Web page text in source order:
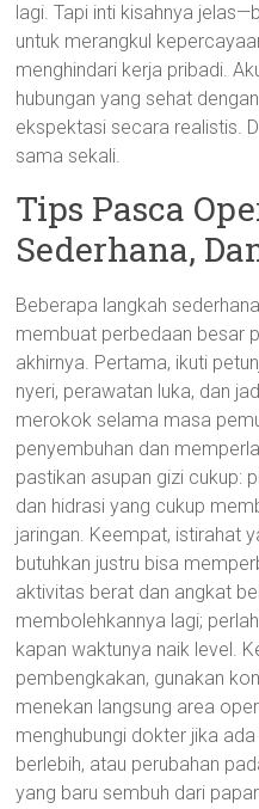
lagi. Tapi inti kisahnya
untuk merangkul
menghindari kerja pribadi.
hubungan yang sehat
ekspektasi secara realistis.
sama sekali.
Tips Pasca
Sederhana,
Beberapa langkah
membuat perbedaan besar
akhirnya. Pertama, ikuti
nyeri, perawatan luka, dan
merokok selama masa
penyembuhan dan
pastikan asupan gizi cukup:
dan hidrasi yang cukup
jaringan. Keempat, istirahat
butuhkan justru bisa
aktivitas berat dan angkat
membolehkannya lagi;
kapan waktunya naik level.
pembengkakan, gunakan
menekan langsung area
menghubungi dokter jika
berlebih, atau perubahan
yang baru sembuh dari